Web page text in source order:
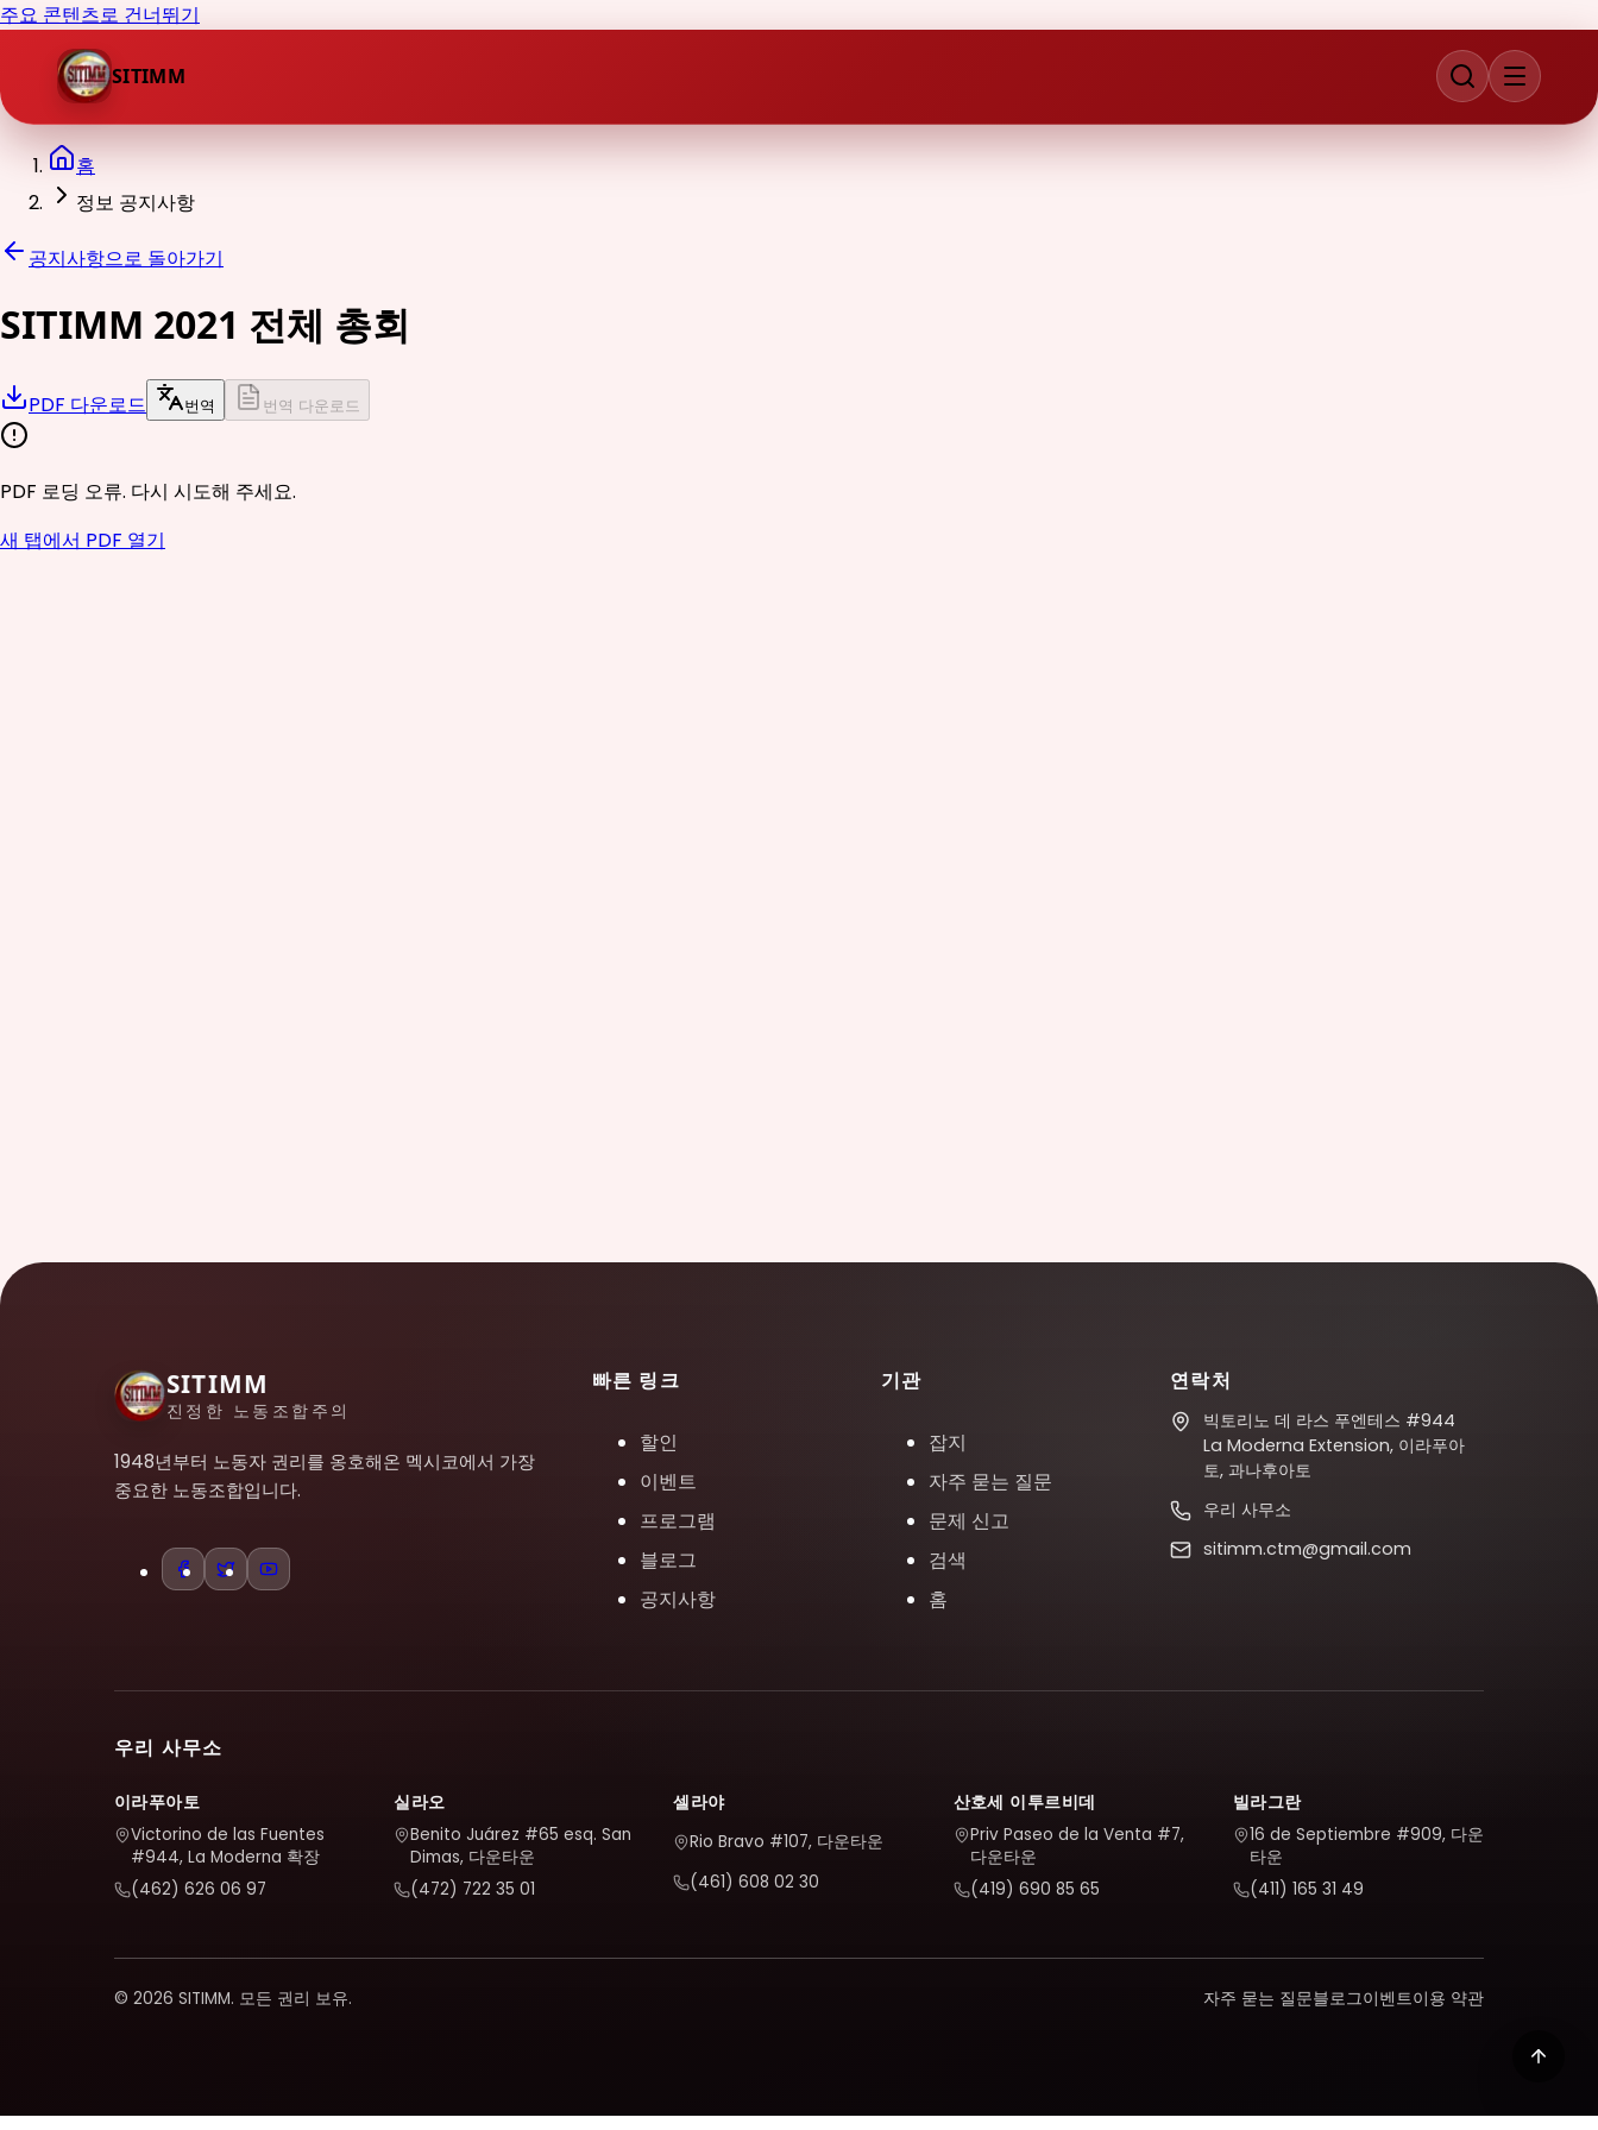
주요 콘텐츠로 건너뛰기
SITIMM
홈
정보 공지사항
공지사항으로 돌아가기
SITIMM 2021 전체 총회
PDF 다운로드 번역 번역 다운로드
PDF 로딩 오류. 다시 시도해 주세요.
새 탭에서 PDF 열기
SITIMM
진정한 노동조합주의
1948년부터 노동자 권리를 옹호해온 멕시코에서 가장
중요한 노동조합입니다.
빠른 링크
할인
이벤트
프로그램
블로그
공지사항
기관
잡지
자주 묻는 질문
문제 신고
검색
홈
연락처
빅토리노 데 라스 푸엔테스 #944
La Moderna Extension, 이라푸아
토, 과나후아토
우리 사무소
sitimm.ctm@gmail.com
우리 사무소
이라푸아토
Victorino de las Fuentes
#944, La Moderna 확장
(462) 626 06 97
실라오
Benito Juárez #65 esq. San
Dimas, 다운타운
(472) 722 35 01
셀라야
Rio Bravo #107, 다운타운
(461) 608 02 30
산호세 이투르비데
Priv Paseo de la Venta #7,
다운타운
(419) 690 85 65
빌라그란
16 de Septiembre #909, 다운
타운
(411) 165 31 49
© 2026 SITIMM. 모든 권리 보유. 자주 묻는 질문블로그이벤트이용 약관